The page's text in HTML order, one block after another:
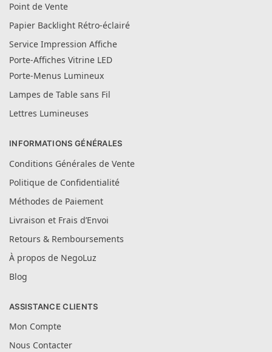
Point de Vente
Papier Backlight Rétro-éclairé
Service Impression Affiche
Porte-Affiches Vitrine LED
Porte-Menus Lumineux
Lampes de Table sans Fil
Lettres Lumineuses
INFORMATIONS GÉNÉRALES
Conditions Générales de Vente
Politique de Confidentialité
Méthodes de Paiement
Livraison et Frais d’Envoi
Retours & Remboursements
À propos de NegoLuz
Blog
ASSISTANCE CLIENTS
Mon Compte
Nous Contacter